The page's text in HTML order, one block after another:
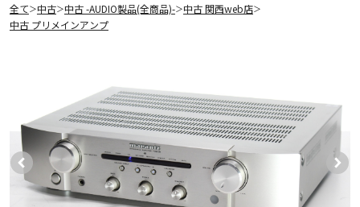
全て＞中古＞中古 -AUDIO製品(全商品)-＞中古 関西web店＞
中古 プリメインアンプ